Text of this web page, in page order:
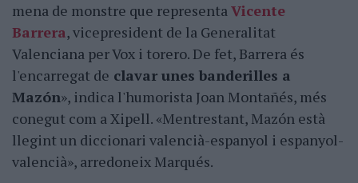
mena de monstre que representaVicente
Barrera, vicepresident de la Generalitat
Valenciana per Vox i torero. De fet, Barrera és
l'encarregat de clavar unes banderilles a
Mazón», indica l'humorista Joan Montañés, més
conegut com a Xipell. «Mentrestant, Mazón està
llegint un diccionari valencià-espanyol i espanyol-
valencià», arredoneix Marqués.